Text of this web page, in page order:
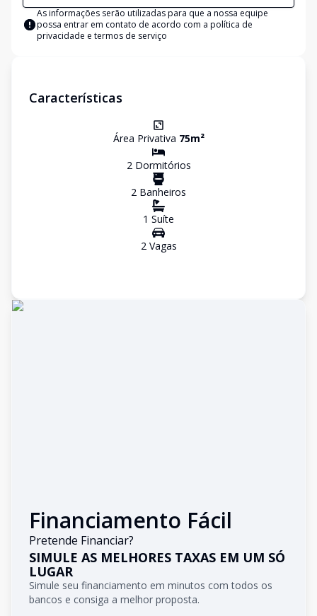
As informações serão utilizadas para que a nossa equipe
possa entrar em contato de acordo com a política de
privacidade e termos de serviço
Características
Área Privativa 75m²
2Dormitórios
2 Banheiros
1 Suíte
2Vagas
Financiamento Fácil
Pretende Financiar?
SIMULE AS MELHORES TAXAS EM UM SÓ
LUGAR
Simule seu financiamento em minutos com todos os
bancos e consiga a melhor proposta.